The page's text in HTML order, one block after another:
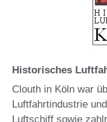
Historisches
Clouth in Köln war
Luftfahrtindustrie
Luftschiff sowie